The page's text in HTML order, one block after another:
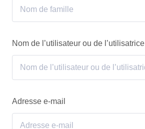
Nom de l’utilisateur ou de l’utilisatrice
Adresse e-mail